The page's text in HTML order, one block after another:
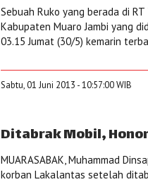
Sebuah Ruko yang berada di
Kabupaten Muaro Jambi yang
03.15 Jumat (30/5) kemarin
Sabtu, 01 Juni 2013 - 10:57:00 WIB
Ditabrak Mobil,
MUARASABAK, Muhammad
korban Lakalantas setelah